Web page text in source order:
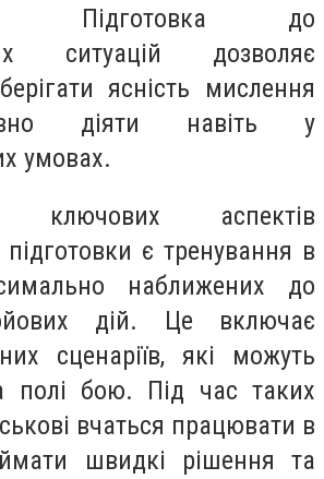
Підготовка до
ситуацій дозволяє
ясність мислення
діяти навіть у
умовах.
аспектів
підготовки є тренування в
наближених до
дій. Це включає
сценаріїв, які можуть
полі бою. Під час таких
вчаться працювати в
швидкі рішення та